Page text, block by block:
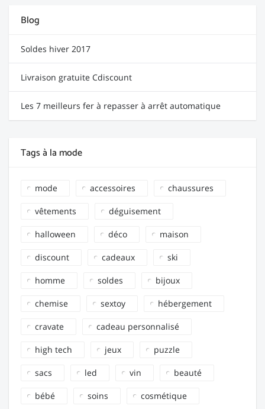
Blog
Soldes hiver 2017
Livraison gratuite Cdiscount
Les 7 meilleurs fer à repasser à arrêt automatique
Tags à la mode
mode accessoires chaussures
vêtements déguisement
halloween déco maison
discount cadeaux ski
homme soldes bijoux
chemise sextoy hébergement
cravate cadeau personnalisé
high tech jeux puzzle
sacs led vin beauté
bébé soins cosmétique